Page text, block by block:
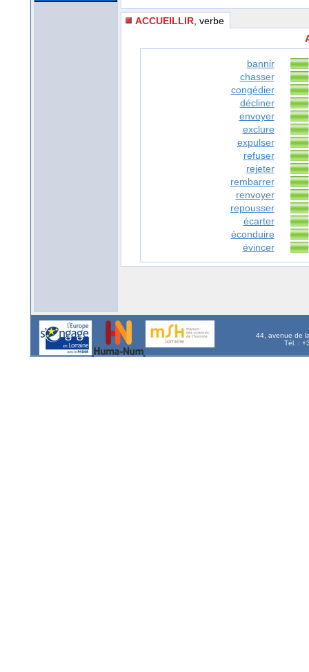
ACCUEILLIR , verbe
bannir
chasser
congédier
décliner
envoyer
exclure
expulser
refuser
rejeter
rembarrer
renvoyer
repousser
écarter
éconduire
évincer
44, avenue de
Tél. :